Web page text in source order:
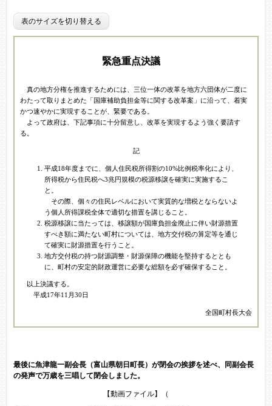
表のサイズを切り替える
緊急重点決議
真の地方分権を推進するためには、三位一体の改革を地方六団体が二度に
わたって取りまとめた「国庫補助負担金等に関する改革案」に沿って、着実
かつ速やかに実現することが、緊要である。
よって政府は、下記事項に十分留意し、改革を実現するよう強く要請す
る。
記
平成18年度までに、個人住民税所得割の10%比例税率化により、
所得税から住民税へ3兆円規模の税源移譲を確実に実施するこ
と。
その際、個々の住民レベルにおいて実質的な増税とならないよ
う個人所得課税全体で適切な措置を講じること。
税源移譲に当たっては、移譲額が国庫負担金廃止に伴い財源措置
すべき額に満たない町村については、地方交付税の算定等を通じ
て確実に財源措置を行うこと。
地方交付税の持つ財源調整・財源保障の機能を堅持するととも
に、町村の安定的財政運営に必要な総額を必ず確保すること。
以上決議する。
平成17年11月30日
全国町村長大会
最後に魚津龍一副会長（富山県朝日町長）が閉会の挨拶を述べ、同副会長
の発声で万歳を三唱して閉会しました。
【動画ファイル】（